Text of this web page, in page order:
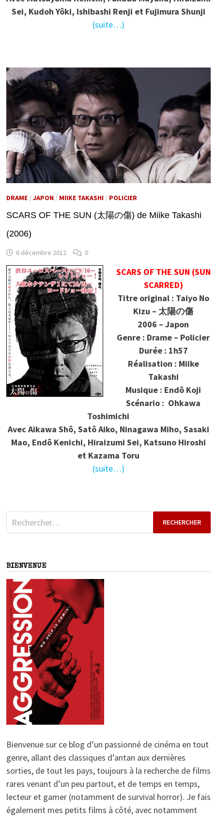
Sei, Kudoh Yôki, Ishibashi Renji et Fujimura Shunji
(suite…)
DRAME/ JAPON/ MIIKE TAKASHI/ POLICIER
SCARS OF THE SUN (太陽の傷) de Miike Takashi
(2006)
6 décembre 2012 0
SCARS OF THE SUN (SUN
SCARRED)
Titre original : Taiyo No
Kizu – 太陽の傷
2006 – Japon
Genre : Drame – Policier
Durée : 1h57
Réalisation : Miike
Takashi
Musique : Endô Koji
Scénario : Ohkawa
Toshimichi
Avec Aikawa Shô, Satô Aiko, Ninagawa Miho, Sasaki
Mao, Endô Kenichi, Hiraizumi Sei, Katsuno Hiroshi
et Kazama Toru
(suite…)
Rechercher :
BIENVENUE
Bienvenue sur ce blog d’un passionné de cinéma en tout
genre, allant des classiques d’antan aux dernières
sorties, de tout les pays, toujours à la recherche de films
rares venant d’un peu partout, et de temps en temps,
lecteur et gamer (notamment de survival horror). Je fais
également mes petits films à côté, avec notamment